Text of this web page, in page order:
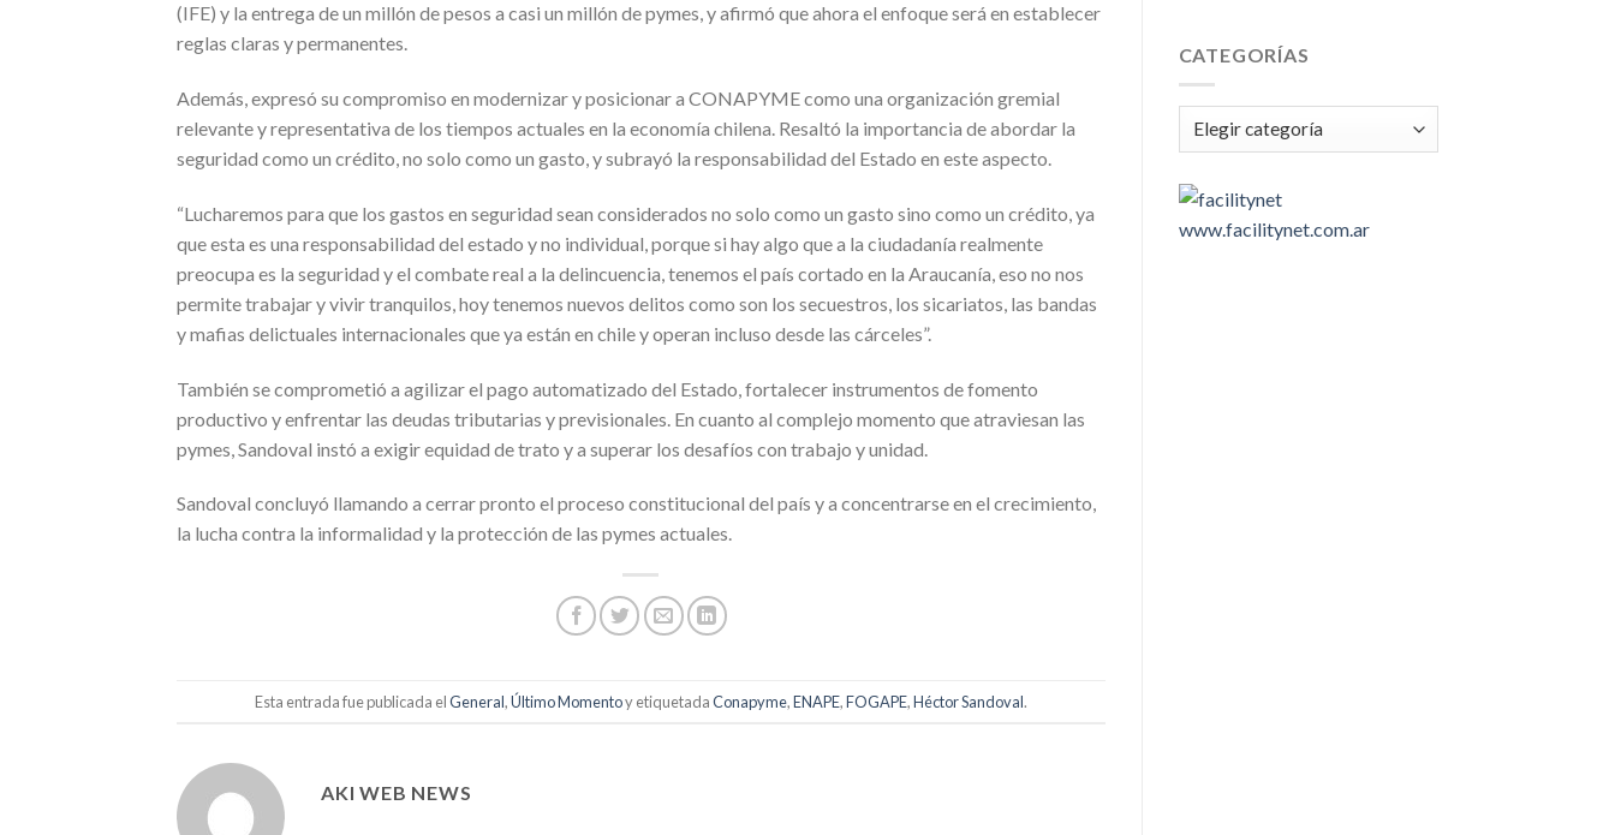
(IFE) y la entrega de un millón de pesos a casi un millón de pymes, y afirmó que ahora el enfoque será en establecer
reglas claras y permanentes.
Además, expresó su compromiso en modernizar y posicionar a CONAPYME como una organización gremial
relevante y representativa de los tiempos actuales en la economía chilena. Resaltó la importancia de abordar la
seguridad como un crédito, no solo como un gasto, y subrayó la responsabilidad del Estado en este aspecto.
“Lucharemos para que los gastos en seguridad sean considerados no solo como un gasto sino como un crédito, ya
que esta es una responsabilidad del estado y no individual, porque si hay algo que a la ciudadanía realmente
preocupa es la seguridad y el combate real a la delincuencia, tenemos el país cortado en la Araucanía, eso no nos
permite trabajar y vivir tranquilos, hoy tenemos nuevos delitos como son los secuestros, los sicariatos, las bandas
y mafias delictuales internacionales que ya están en chile y operan incluso desde las cárceles”.
También se comprometió a agilizar el pago automatizado del Estado, fortalecer instrumentos de fomento
productivo y enfrentar las deudas tributarias y previsionales. En cuanto al complejo momento que atraviesan las
pymes, Sandoval instó a exigir equidad de trato y a superar los desafíos con trabajo y unidad.
Sandoval concluyó llamando a cerrar pronto el proceso constitucional del país y a concentrarse en el crecimiento,
la lucha contra la informalidad y la protección de las pymes actuales.
Esta entrada fue publicada elGeneral,Último Momentoy etiquetadaConapyme,ENAPE,FOGAPE,Héctor Sandoval.
AKI WEB NEWS
CATEGORÍAS
Categorías
www.facilitynet.com.ar